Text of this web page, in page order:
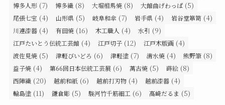
博多人形 (7) 博多織 (8) 大堀相馬焼 (8) 大館曲げわっぱ (5)
尾張七宝 (4) 山形県 (5) 岐阜和傘 (7) 岩手県 (4) 岩谷堂箪笥 (4)
川連漆器 (4) 有田焼 (16) 木工職人 (4) 水引 (9)
江戸たいとう伝統工芸館 (4) 江戸切子 (12) 江戸木版画 (4)
波佐見焼 (5) 津軽びいどろ (6) 津軽塗 (7) 清水焼 (4) 熊野筆 (8)
益子焼 (4) 第66回日本伝統工芸展 (6) 萬古焼 (5) 蒔絵 (8)
西陣織 (20) 越前和紙 (6) 越前打刃物 (4) 越前漆器 (4)
輪島塗 (11) 鎌倉彫 (5) 駿河竹千筋細工 (6) 高崎だるま (5)